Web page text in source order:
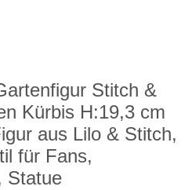
Stitch &
Kürbis H:19,3 cm
aus Lilo & Stitch,
für Fans,
Statue